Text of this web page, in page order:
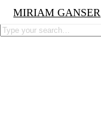
MIRIAM GANSER